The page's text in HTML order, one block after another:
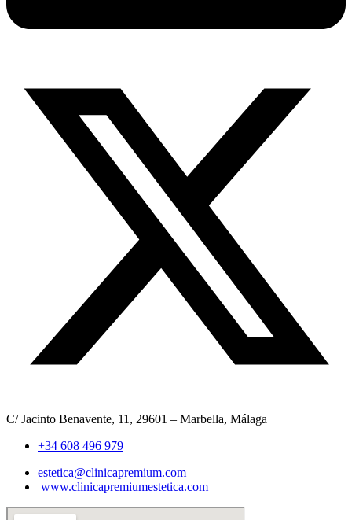
C/ Jacinto Benavente, 11, 29601 – Marbella, Málaga​
+34 608 496 979
estetica@clinicapremium.com
www.clinicapremiumestetica.com